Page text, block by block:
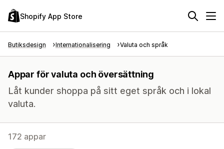
Shopify App Store
Butiksdesign Internationalisering Valuta och språk
Appar för valuta och översättning
Låt kunder shoppa på sitt eget språk och i lokal
valuta.
172 appar